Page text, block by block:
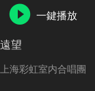
一鍵播放
遠望
上海彩虹室内合唱團